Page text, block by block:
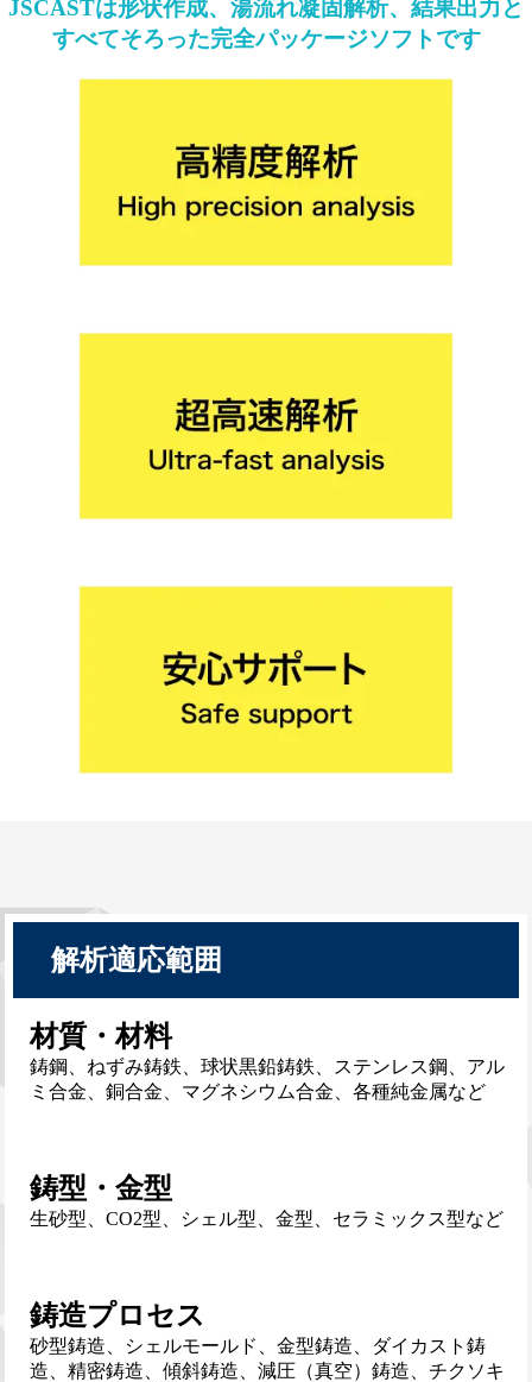
JSCASTは形状作成、湯流れ凝固解析、結果出力と
すべてそろった完全パッケージソフトです
解析適応範囲
材質・材料
鋳鋼、ねずみ鋳鉄、球状黒鉛鋳鉄、ステンレス鋼、アル
ミ合金、銅合金、マグネシウム合金、各種純金属など
鋳型・金型
生砂型、CO2型、シェル型、金型、セラミックス型など
鋳造プロセス
砂型鋳造、シェルモールド、金型鋳造、ダイカスト鋳
造、精密鋳造、傾斜鋳造、減圧（真空）鋳造、チクソキ